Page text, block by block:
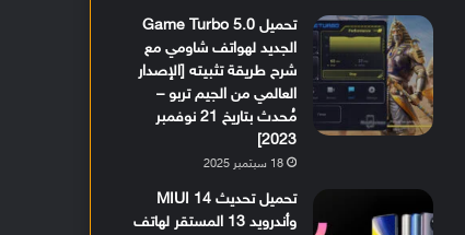
تحميل Game Turbo 5.0
الجديد لهواتف شاومي مع
شرح طريقة تثبيته [الإصدار
العالمي من الجيم تربو –
مُحدث بتاريخ 21 نوفمبر
2023]
18 سبتمبر 2025
تحميل تحديث MIUI 14
وأندرويد 13 المستقر لهاتف